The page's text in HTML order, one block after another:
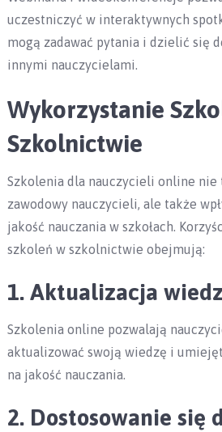
uczestniczyć w interaktywnych
mogą zadawać pytania i dzielić się
innymi nauczycielami.
Wykorzystanie
Szkolnictwie
Szkolenia dla nauczycieli online
zawodowy nauczycieli, ale także
jakość nauczania w szkołach.
szkoleń w szkolnictwie obejmują:
1. Aktualizacja
Szkolenia online pozwalają
aktualizować swoją wiedzę i
na jakość nauczania.
2. Dostosowanie się